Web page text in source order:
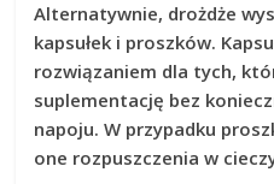
Alternatywnie, drożdże
kapsułek i proszków.
rozwiązaniem dla tych,
suplementację bez
napoju. W przypadku
one rozpuszczenia w